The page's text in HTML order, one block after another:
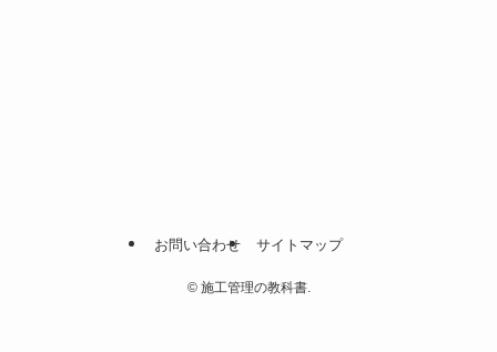
お問い合わせ サイトマップ
©施工管理の教科書.